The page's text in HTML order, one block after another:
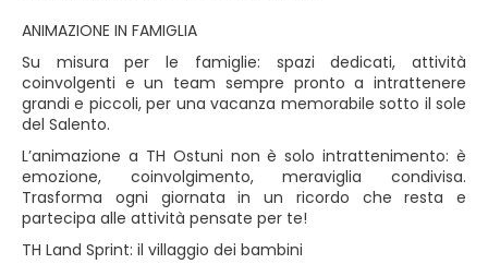
ANIMAZIONE IN FAMIGLIA
Su misura per le famiglie: spazi dedicati, attività
coinvolgenti e un team sempre pronto a intrattenere
grandi e piccoli, per una vacanza memorabile sotto il sole
del Salento.
L’animazione a TH Ostuni non è solo intrattenimento: è
emozione, coinvolgimento, meraviglia condivisa.
Trasforma ogni giornata in un ricordo che resta e
partecipa alle attività pensate per te!
TH Land Sprint: il villaggio dei bambini